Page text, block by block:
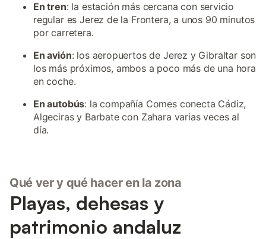
En tren: la estación más cercana con servicio
regular es Jerez de la Frontera, a unos 90 minutos
por carretera.
En avión: los aeropuertos de Jerez y Gibraltar son
los más próximos, ambos a poco más de una hora
en coche.
En autobús: la compañía Comes conecta Cádiz,
Algeciras y Barbate con Zahara varias veces al
día.
Qué ver y qué hacer en la zona
Playas, dehesas y
patrimonio andaluz